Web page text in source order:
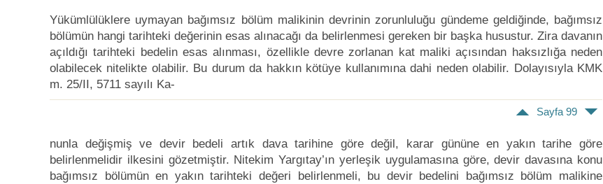
Yükümlülüklere uymayan bağımsız bölüm malikinin devrinin zorunluluğu gündeme geldiğinde, bağımsız
bölümün hangi tarihteki değerinin esas alınacağı da belirlenmesi gereken bir başka husustur. Zira davanın
açıldığı tarihteki bedelin esas alınması, özellikle devre zorlanan kat maliki açısından haksızlığa neden
olabilecek nitelikte olabilir. Bu durum da hakkın kötüye kullanımına dahi neden olabilir. Dolayısıyla KMK
m. 25/II, 5711 sayılı Ka-
Sayfa 99
nunla değişmiş ve devir bedeli artık dava tarihine göre değil, karar gününe en yakın tarihe göre
belirlenmelidir ilkesini gözetmiştir. Nitekim Yargıtay’ın yerleşik uygulamasına göre, devir davasına konu
bağımsız bölümün en yakın tarihteki değeri belirlenmeli, bu devir bedelini bağımsız bölüm malikine